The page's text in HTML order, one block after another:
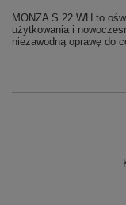
MONZA S 22 WH to
użytkowania i
niezawodną oprawę do